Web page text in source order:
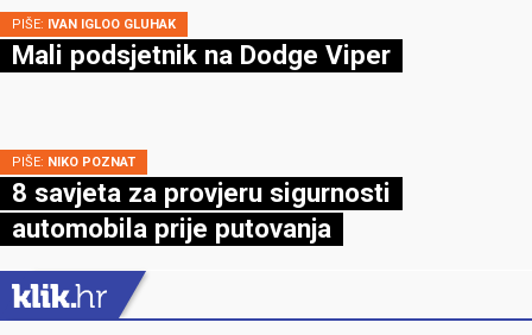
PIŠE: IVAN IGLOO GLUHAK
Mali podsjetnik na Dodge Viper
PIŠE: NIKO POZNAT
8 savjeta za provjeru sigurnosti
automobila prije putovanja